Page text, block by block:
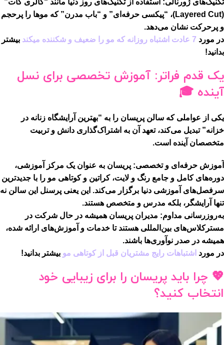
(Layered Cut)، “پیکسی حرفه‌ای” و “باب مدرن” که موها را پرحجم
و پرحرکت نشان می‌دهد.
در مورد 7 عادت اشتباه روزانه که مو را ضعیف و شکننده میکند
بیشتر
بدانید!
یک قدم فراتر: آموزش تخصصی برای نسل
آینده 🎓
یکی از عواملی که سالن پریسان را به “بهترین آرایشگاه زنانه در
خزانه” تبدیل می‌کند، تعهد آن به اشتراک‌گذاری دانش و تربیت
متخصصان آینده است.
آموزش حرفه‌ای و تخصصی: پریسان به عنوان یک مرکز آموزشی،
دوره‌های کامل و جامع رنگ و لایت، کراتین و کوتاهی مو را با جدیدترین
سرفصل‌های آموزشی دنیا برگزار می‌کند. این یعنی پرسنل این سالن نه
تنها آرایشگر، بلکه مدرس و متخصص هستند.
به‌روزرسانی مداوم: مدیران پریسان همیشه در حال شرکت در
مسترکلاس‌های بین‌المللی هستند تا خدمات و آموزش‌های ارائه شده،
همیشه در صدر نوآوری‌ها باشند.
در مورد اشتباهات رایج مشتریان قبل از کوتاهی مو بیشتر بدانید!
💖 چرا باید پریسان را برای زیبایی خود
انتخاب کنید؟